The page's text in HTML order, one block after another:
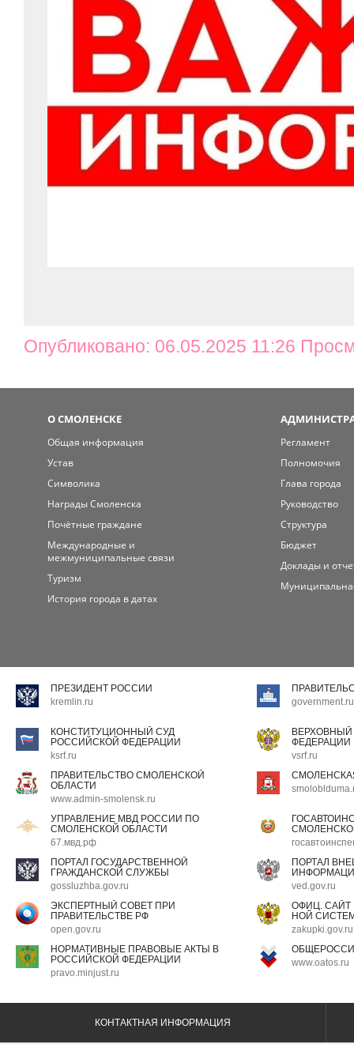
Опубликовано: 06.05.2025 11:26
О СМОЛЕНСКЕ
Общая информация
Устав
Символика
Награды Смоленска
Почётные граждане
Международные и
межмуниципальные связи
Туризм
История города в датах
Регламент
Полномочия
Глава города
Руководство
Структура
Бюджет
Доклады и
ПРЕЗИДЕНТ РОССИИ
kremlin.ru
government.ru
КОНСТИТУЦИОННЫЙ СУД
РОССИЙСКОЙ ФЕДЕРАЦИИ
ksrf.ru
ФЕДЕРАЦИИ
vsrf.ru
ПРАВИТЕЛЬСТВО СМОЛЕНСКОЙ
ОБЛАСТИ
www.admin-smolensk.ru
УПРАВЛЕНИЕ МВД РОССИИ ПО
СМОЛЕНСКОЙ ОБЛАСТИ
67.мвд.рф
ПОРТАЛ ГОСУДАРСТВЕННОЙ
ГРАЖДАНСКОЙ СЛУЖБЫ
gossluzhba.gov.ru
ПОРТАЛ
ved.gov.ru
ЭКСПЕРТНЫЙ СОВЕТ ПРИ
ПРАВИТЕЛЬСТВЕ РФ
open.gov.ru
ОФИЦ.
НОЙ
zakupki.gov.ru
НОРМАТИВНЫЕ ПРАВОВЫЕ АКТЫ В
РОССИЙСКОЙ ФЕДЕРАЦИИ
pravo.minjust.ru
www.oatos.ru
КОНТАКТНАЯ ИНФОРМАЦИЯ